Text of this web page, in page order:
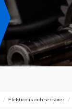
Elektronik och sensorer